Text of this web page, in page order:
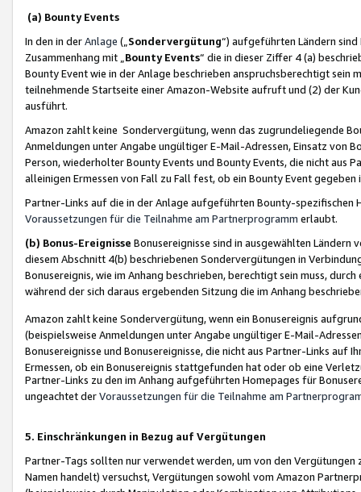
(a) Bounty Events
In den in derAnlage („ Sondervergütung“) aufgeführten Ländern
Zusammenhang mit „ Bounty Events“ die in dieser Ziffer 4 (a)
Bounty Event wie in der Anlage beschrieben anspruchsberechtigt sein
teilnehmende Startseite einer Amazon-Website aufruft und (2) der
ausführt.
Amazon zahlt keine Sondervergütung, wenn das zugrundeliegende
Anmeldungen unter Angabe ungültiger E-Mail-Adressen, Einsatz von
Person, wiederholter Bounty Events und Bounty Events, die nicht
alleinigen Ermessen von Fall zu Fall fest, ob ein Bounty Event
Partner-Links auf die in der Anlage aufgeführten Bounty-spezifischen
Voraussetzungen für die Teilnahme am Partnerprogramm erlaubt.
(b) Bonus-Ereignisse Bonusereignisse sind in ausgewählten Ländern
diesem Abschnitt 4(b) beschriebenen Sondervergütungen in
Bonusereignis, wie im Anhang beschrieben, berechtigt sein muss,
während der sich daraus ergebenden Sitzung die im Anhang
Amazon zahlt keine Sondervergütung, wenn ein Bonusereignis
(beispielsweise Anmeldungen unter Angabe ungültiger E-Mail-
Bonusereignisse und Bonusereignisse, die nicht aus Partner-Links auf
Ermessen, ob ein Bonusereignis stattgefunden hat oder ob eine
Partner-Links zu den im Anhang aufgeführten Homepages für
ungeachtet derVoraussetzungen für die Teilnahme am
5. Einschränkungen in Bezug auf Vergütungen
Partner-Tags sollten nur verwendet werden, um von den
Namen handelt) versuchst, Vergütungen sowohl vom Amazon